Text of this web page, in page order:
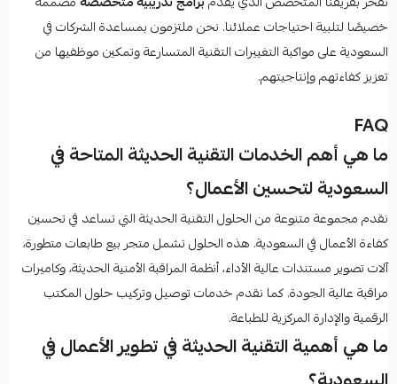
خصيصًا لتلبية احتياجات عملائنا. نحن ملتزمون بمساعدة الشركات في
السعودية على مواكبة التغييرات التقنية المتسارعة وتمكين موظفيها من
تعزيز كفاءتهم وإنتاجيتهم.
FAQ
ما هي أهم الخدمات التقنية الحديثة المتاحة في
السعودية لتحسين الأعمال؟
نقدم مجموعة متنوعة من الحلول التقنية الحديثة التي تساعد في تحسين
كفاءة الأعمال في السعودية. هذه الحلول تشمل متجر بيع طابعات متطورة،
آلات تصوير مستندات عالية الأداء، أنظمة المراقبة الأمنية الحديثة، وكاميرات
مراقبة عالية الجودة. كما نقدم خدمات توصيل وتركيب حلول المكتب
الرقمية والإدارة المركزية للطباعة.
ما هي أهمية التقنية الحديثة في تطوير الأعمال في